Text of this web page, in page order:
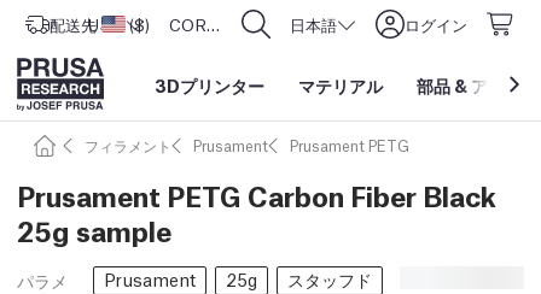
配送先 アメリカ合衆国
USD ($) CORE One L: Now In Stock! 日本語 ログイン
3Dプリンター マテリアル 部品 & アクセ
フィラメント Prusament Prusament PETG
Prusament PETG Carbon Fiber Black
25g sample
パラメ
Prusament 25g
スタッフド